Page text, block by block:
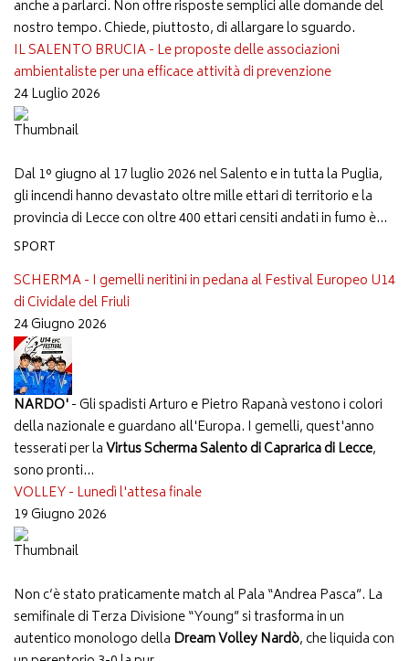
anche a parlarci. Non offre risposte semplici alle domande del
nostro tempo. Chiede, piuttosto, di allargare lo sguardo.
IL SALENTO BRUCIA - Le proposte delle associazioni
ambientaliste per una efficace attività di prevenzione
24 Luglio 2026
Dal 1° giugno al 17 luglio 2026 nel Salento e in tutta la Puglia,
gli incendi hanno devastato oltre mille ettari di territorio e la
provincia di Lecce con oltre 400 ettari censiti andati in fumo è...
SPORT
SCHERMA - I gemelli neritini in pedana al Festival Europeo U14
di Cividale del Friuli
24 Giugno 2026
NARDO'- Gli spadisti Arturo e Pietro Rapanà vestono i colori
della nazionale e guardano all'Europa. I gemelli, quest'anno
tesserati per laVirtus Scherma Salento di Caprarica di Lecce,
sono pronti...
VOLLEY - Lunedì l'attesa finale
19 Giugno 2026
Non c’è stato praticamente match al Pala “Andrea Pasca”. La
semifinale di Terza Divisione “Young” si trasforma in un
autentico monologo della Dream Volley Nardò, che liquida con